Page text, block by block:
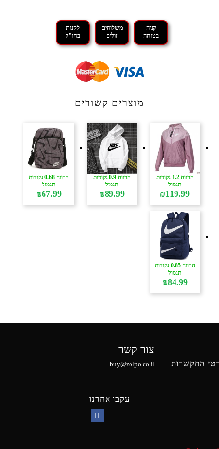
קניה
בטוחה
משלוחים
זולים
לקנות
בחו"ל
מוצרים קשורים
הרווח 1.2 נקודות
תגמול
₪119.99
הרווח 0.9 נקודות
תגמול
₪89.99
הרווח 0.68 נקודות
תגמול
₪67.99
הרווח 0.85 נקודות
תגמול
₪84.99
התקשרות
צור קשר
buy@zolpo.co.il
עקבו אחרנו